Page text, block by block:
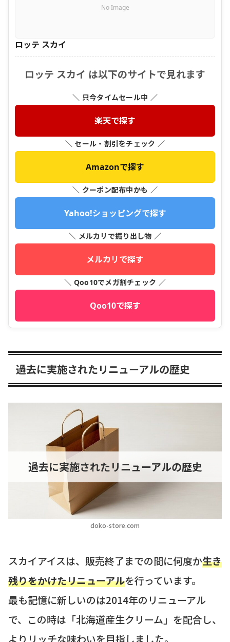
No Image
ロッテ スカイ
ロッテ スカイ は以下のサイトで見れます
＼ 只今タイムセール中 ／
楽天で探す
＼ セール・割引をチェック ／
Amazonで探す
＼ クーポン配布中かも ／
Yahoo!ショッピングで探す
＼ メルカリで掘り出し物 ／
メルカリで探す
＼ Qoo10でメガ割チェック ／
Qoo10で探す
過去に実施されたリニューアルの歴史
doko-store.com
過去に実施されたリニューアルの歴史
スカイアイスは、販売終了までの間に何度か生き
残りをかけたリニューアルを行っています。
最も記憶に新しいのは2014年のリニューアル
で、この時は「北海道産生クリーム」を配合し、
よりリッチな味わいを目指しました。